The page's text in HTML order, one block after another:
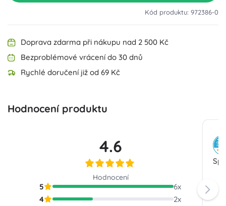
Kód produktu: 972386-0
Doprava zdarma při nákupu nad 2 500 Kč
Bezproblémové vrácení do 30 dnů
Rychlé doručení již od 69 Kč
Hodnocení produktu
4.6
Hodnocení
5 6x
4
2x